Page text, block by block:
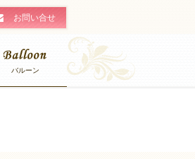
バルーン
お問い合せ